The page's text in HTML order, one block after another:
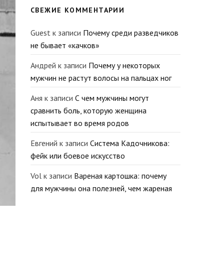
СВЕЖИЕ КОММЕНТАРИИ
Guest к записи Почему среди разведчиков
не бывает «качков»
Андрей к записи Почему у некоторых
мужчин не растут волосы на пальцах ног
Аня к записи С чем мужчины могут
сравнить боль, которую женщина
испытывает во время родов
Евгений к записи Система Кадочникова:
фейк или боевое искусство
Vol к записи Вареная картошка: почему
для мужчины она полезней, чем жареная